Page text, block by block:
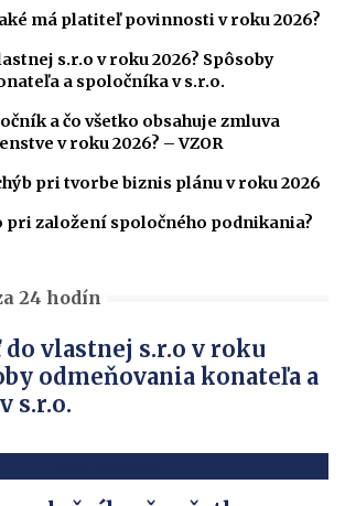
má platiteľ povinnosti v roku 2026?
s.r.o v roku 2026? Spôsoby
a spoločníka v s.r.o.
a čo všetko obsahuje zmluva
v roku 2026? – VZOR
pri tvorbe biznis plánu v roku 2026
založení spoločného podnikania?
24 hodín
vlastnej s.r.o v roku
odmeňovania konateľa a
s.r.o.